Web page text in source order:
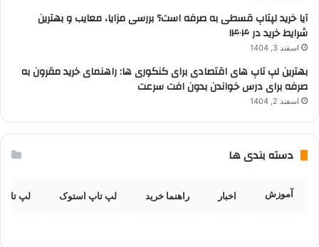
آیا خرید لپتاپ قسطی به صرفه است؟ بررسی مزایا، معایب و بهترین
شرایط خرید در ۱۴۰۴
اسفند 3, 1404
بهترین لپ تاپ های اقتصادی برای کنکوری ها: راهنمای خرید مقرون به
صرفه برای درس خواندن بدون افت سرعت
اسفند 2, 1404
دسته بندی ها
آموزش اخبار راهنما خرید لپ تاپ استوک لپ تاپ